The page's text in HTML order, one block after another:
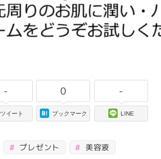
-
ツイート
0
ブックマーク
-
LINE
プレゼント 美容液